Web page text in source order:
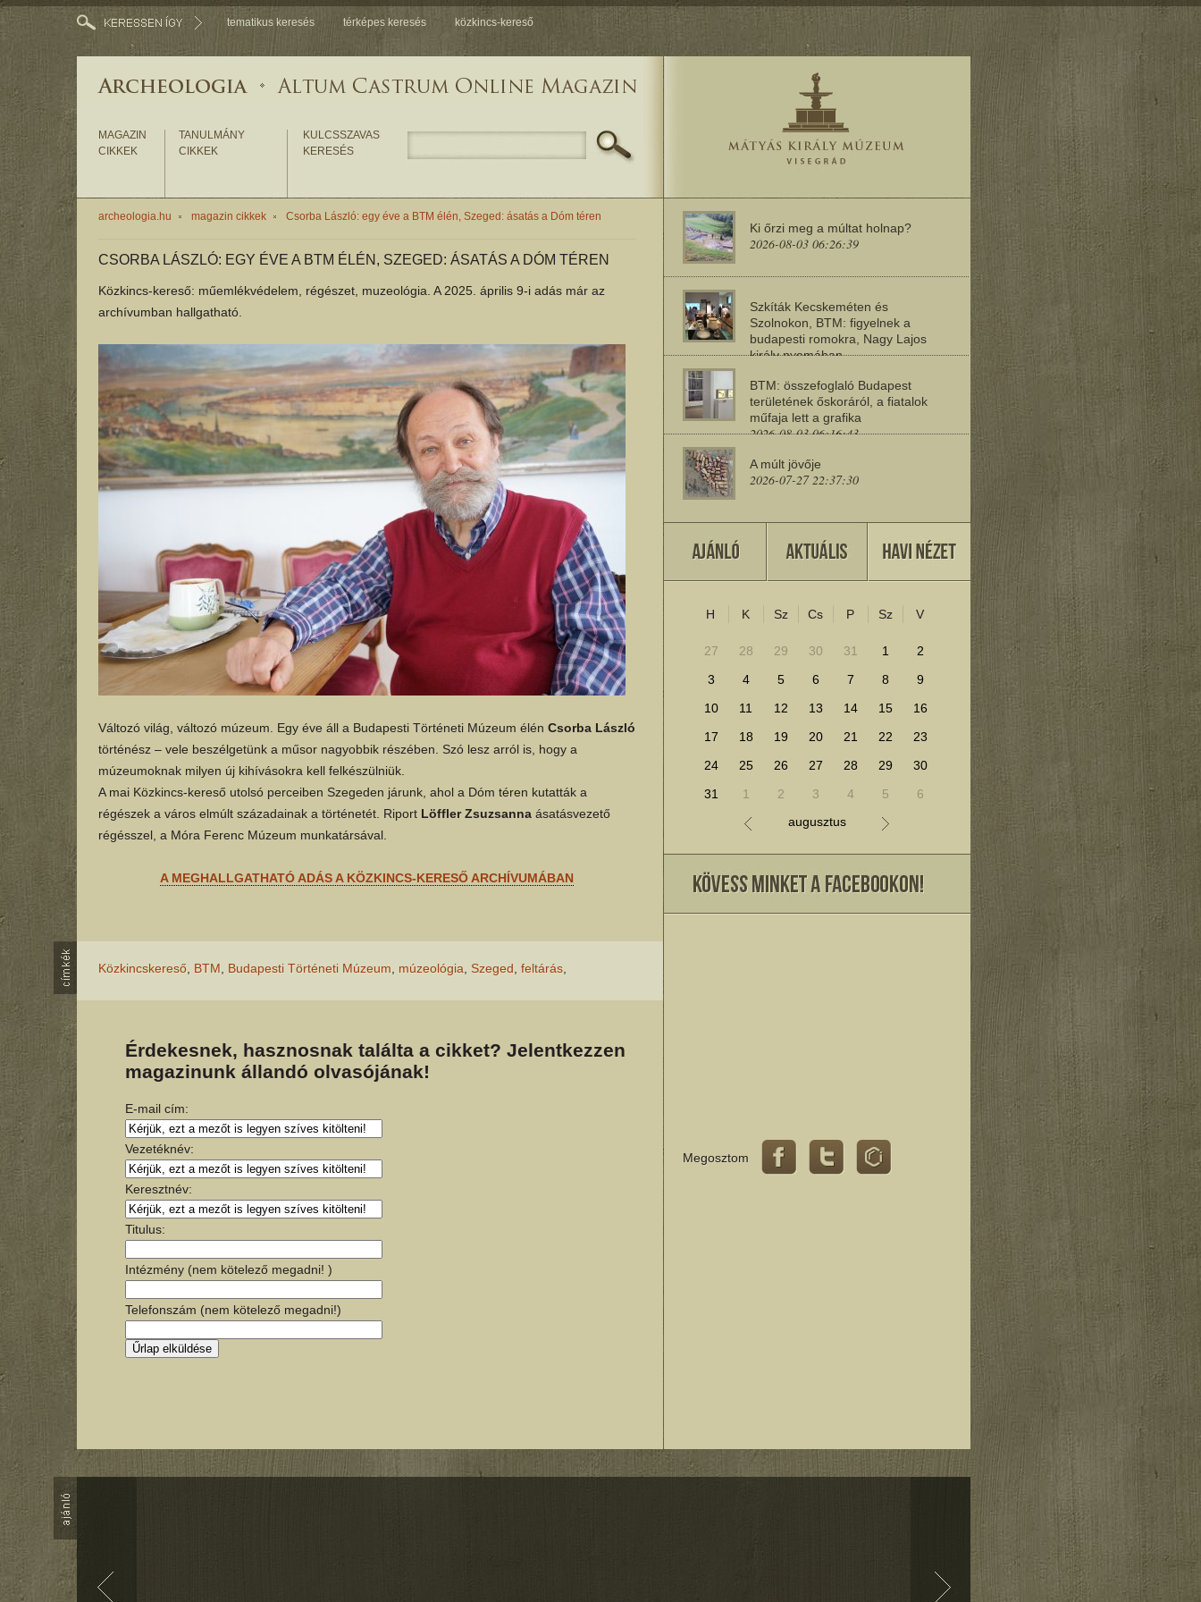
tematikus keresés térképes keresés közkincs-kereső
MAGAZIN
CIKKEK
TANULMÁNY
CIKKEK
KULCSSZAVAS
KERESÉS
archeologia.hu magazin cikkek Csorba László: egy éve a BTM élén, Szeged: ásatás a Dóm téren
CSORBA LÁSZLÓ: EGY ÉVE A BTM ÉLÉN, SZEGED: ÁSATÁS A DÓM TÉREN
Közkincs-kereső: műemlékvédelem, régészet, muzeológia. A 2025. április 9-i adás már az
archívumban hallgatható.
Változó világ, változó múzeum. Egy éve áll a Budapesti Történeti Múzeum élén Csorba László
történész – vele beszélgetünk a műsor nagyobbik részében. Szó lesz arról is, hogy a
múzeumoknak milyen új kihívásokra kell felkészülniük.
A mai Közkincs-kereső utolsó perceiben Szegeden járunk, ahol a Dóm téren kutatták a
régészek a város elmúlt századainak a történetét. Riport Löffler Zsuzsannaásatásvezető
régésszel, a Móra Ferenc Múzeum munkatársával.
A MEGHALLGATHATÓ ADÁS A KÖZKINCS-KERESŐ ARCHÍVUMÁBAN
Közkincskereső, BTM, Budapesti Történeti Múzeum, múzeológia, Szeged, feltárás,
Érdekesnek, hasznosnak találta a cikket? Jelentkezzen
magazinunk állandó olvasójának!
E-mail cím:
Vezetéknév:
Keresztnév:
Titulus:
Intézmény (nem kötelező megadni! )
Telefonszám (nem kötelező megadni!)
Ki őrzi meg a múltat holnap?
2026-08-03 06:26:39
Szkíták Kecskeméten és
Szolnokon, BTM: figyelnek a
budapesti romokra, Nagy Lajos
király nyomában
BTM: összefoglaló Budapest
területének őskoráról, a fiatalok
műfaja lett a grafika
2026-08-03 06:16:43
A múlt jövője
2026-07-27 22:37:30
Miért szeresd a műemlékeket?
2026-07-25 11:30:41
További cikkek megjelenítéséhez kattints ide!
H K Sz Cs P Sz V
27 28 29 30 31 1
2
3
4 5 6 7 8
9
10
11 12 13 14 15
16
17
18 19 20 21 22
23
24
25 26 27 28 29
30
31
1 2 3 4 5
6
augusztus
Megosztom